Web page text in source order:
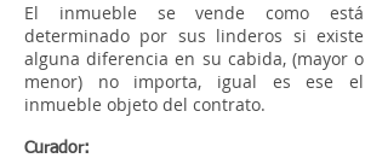
El inmueble se vende como está
determinado por sus linderos si existe
alguna diferencia en su cabida, (mayor o
menor) no importa, igual es ese el
inmueble objeto del contrato.
Curador: